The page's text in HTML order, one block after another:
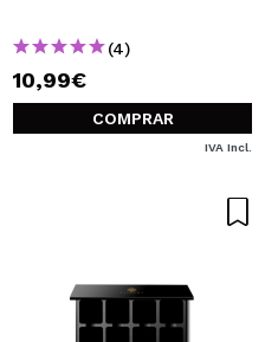
(4)
10,99€
COMPRAR
IVA Incl.